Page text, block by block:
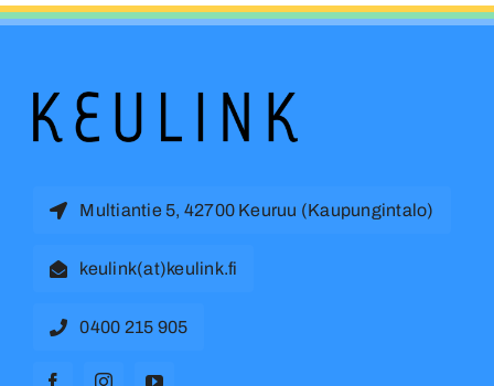
Multiantie 5, 42700 Keuruu (Kaupungintalo)
keulink(at)keulink.fi
0400 215 905